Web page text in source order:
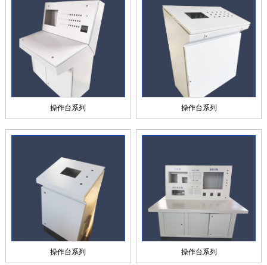
操作台系列 操作台系列
操作台系列 操作台系列